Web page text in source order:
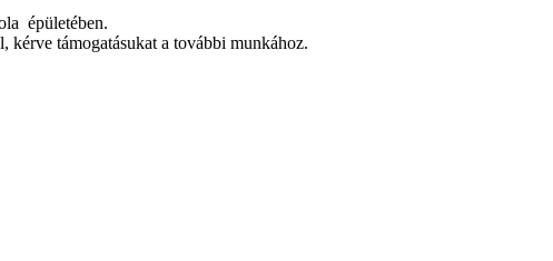
épületében.
kérve támogatásukat a további munkához.